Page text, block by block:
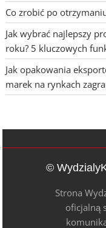
Co zrobić po
Jak wybrać najlepszy
roku? 5 kluczowych
Jak opakowania
marek na rynkach
©
Strona
oficjalną